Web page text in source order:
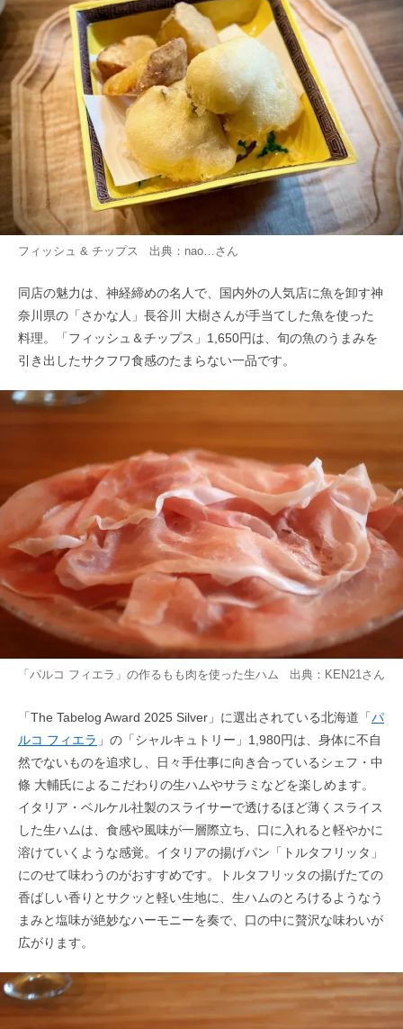
フィッシュ & チップス 出典： nao… さん
同店の魅力は、神経締めの名人で、国内外の人気店に魚を卸す神
奈川県の「さかな人」長谷川 大樹さんが手当てした魚を使った
料理。「フィッシュ＆チップス」1,650円は、旬の魚のうまみを
引き出したサクフワ食感のたまらない一品です。
「パルコ フィエラ」の作るもも肉を使った生ハム 出典： KEN21さん
「The Tabelog Award 2025 Silver」に選出されている北海道「パ
ルコ フィエラ 」の「シャルキュトリー」1,980円は、身体に不自
然でないものを追求し、日々手仕事に向き合っているシェフ・中
條 大輔氏によるこだわりの生ハムやサラミなどを楽しめます。
イタリア・ベルケル社製のスライサーで透けるほど薄くスライス
した生ハムは、食感や風味が一層際立ち、口に入れると軽やかに
溶けていくような感覚。イタリアの揚げパン「トルタフリッタ」
にのせて味わうのがおすすめです。トルタフリッタの揚げたての
香ばしい香りとサクッと軽い生地に、生ハムのとろけるようなう
まみと塩味が絶妙なハーモニーを奏で、口の中に贅沢な味わいが
広がります。